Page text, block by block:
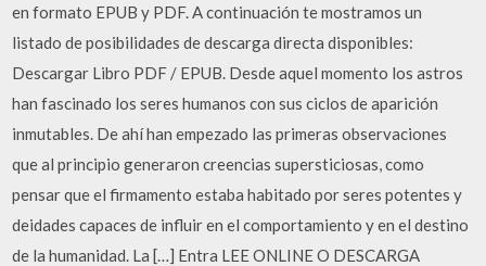
en formato EPUB y PDF. A continuación te mostramos un
listado de posibilidades de descarga directa disponibles:
Descargar Libro PDF / EPUB. Desde aquel momento los astros
han fascinado los seres humanos con sus ciclos de aparición
inmutables. De ahí han empezado las primeras observaciones
que al principio generaron creencias supersticiosas, como
pensar que el firmamento estaba habitado por seres potentes y
deidades capaces de influir en el comportamiento y en el destino
de la humanidad. La […] Entra LEE ONLINE O DESCARGA